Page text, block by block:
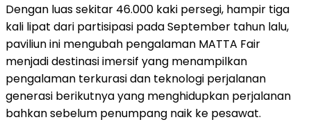
Dengan luas sekitar 46.000 kaki persegi, hampir tiga
kali lipat dari partisipasi pada September tahun lalu,
paviliun ini mengubah pengalaman MATTA Fair
menjadi destinasi imersif yang menampilkan
pengalaman terkurasi dan teknologi perjalanan
generasi berikutnya yang menghidupkan perjalanan
bahkan sebelum penumpang naik ke pesawat.